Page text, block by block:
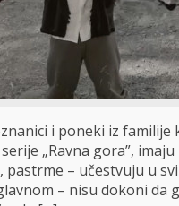
i poneki iz familije
„Ravna gora”,
pastrme – učestvuju u
– nisu dokoni da